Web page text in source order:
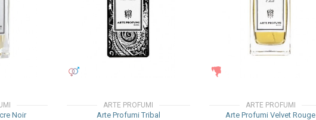
Noir
ARTE PROFUMI
Arte Profumi Tribal
ARTE PROFUMI
Arte Profumi Velvet Rouge